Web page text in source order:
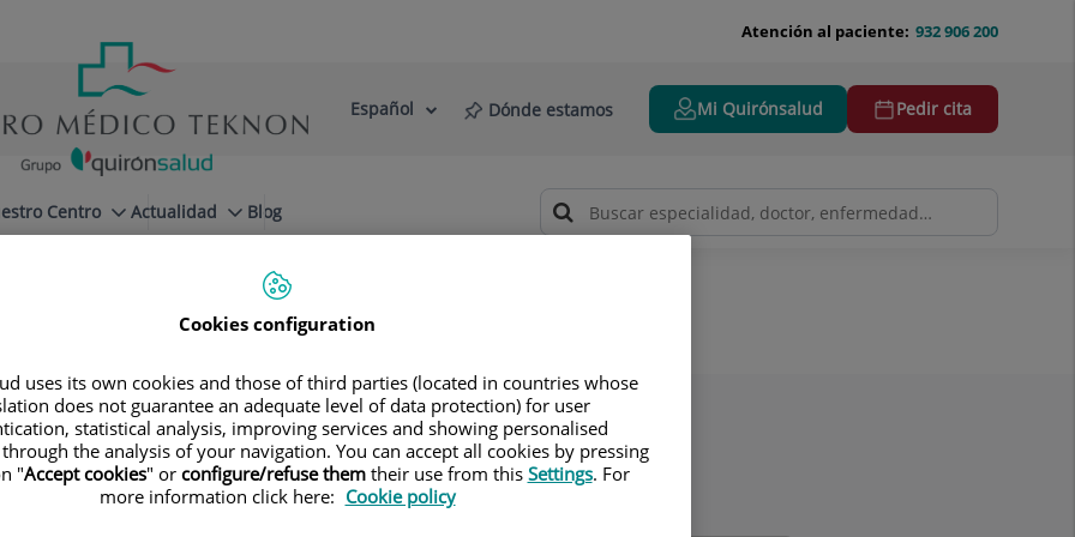
932 906 200
Atención al paciente:
Selector
Idioma
Español Dónde estamos Mi Quirónsalud Pedir cita
Centro Actualidad Blog
Cookies configuration
uses its own cookies and those of third parties (located in countries whose
does not guarantee an adequate level of data protection) for user
statistical analysis, improving services and showing personalised
the analysis of your navigation. You can accept all cookies by pressing
"Accept cookies" or configure/refuse themtheir use from this Settings. For
more information click here: Cookie policy